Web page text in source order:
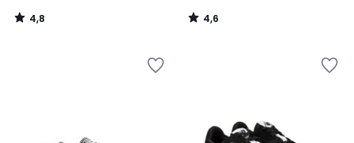
4,8
/
4,6
/